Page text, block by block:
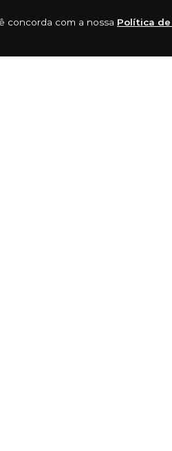
concorda com a nossa Política
Chris Cole, Billy
Rodrigo TX e